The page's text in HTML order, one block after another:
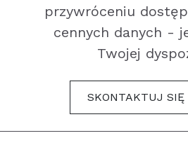
przywróceniu
cennych danych -
Twojej
SKONTAKTUJ SIĘ